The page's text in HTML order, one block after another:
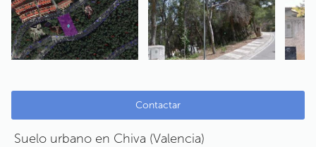
Contactar
Suelo urbano en Chiva (Valencia)